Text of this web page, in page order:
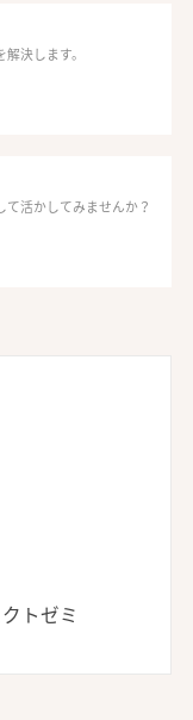
決します。
活かしてみませんか？
トゼミ